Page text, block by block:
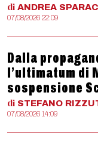
di ANDREA
07/08/2026 22:09
Dalla
l’ultimatum di
sospensione
di STEFANO
07/08/2026 14:09